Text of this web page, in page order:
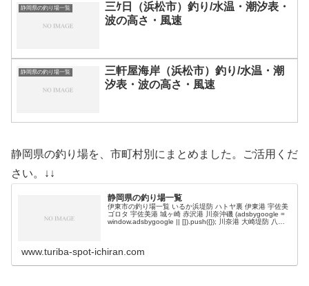
静岡県の釣り場一覧
三ｹ日（浜松市）釣り/水温・潮汐表・
波の高さ・風速
静岡県の釣り場一覧
三軒屋海岸（浜松市）釣り/水温・潮
汐表・波の高さ・風速
静岡県の釣り場を、市町村別にまとめました。ご活用くだ
さい。↓↓
静岡県の釣り場一覧
伊東市の釣り場一覧 いるか浜堤防 ハトヤ裏 伊東港 宇佐美
ゴロタ 宇佐美港 城ヶ崎 赤沢港 川奈沖磯 (adsbygoogle =
window.adsbygoogle || []).push({}); 川奈港 大崎堤防 八幡
www.turiba-spot-ichiran.com